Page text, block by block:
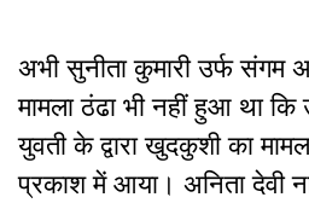
अभी सुनीता कुमारी उर्फ
मामला ठंढा भी नहीं हुआ था
युवती के द्वारा खुदकुशी का
प्रकाश में आया। अनिता देवी